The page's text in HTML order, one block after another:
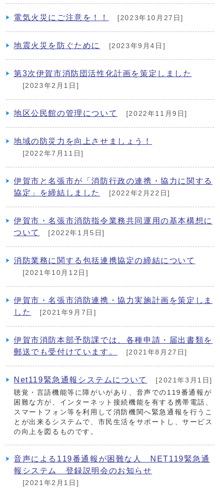
電気火災にご注意を！！ [2023年10月27日]
地震火災を防ぐために [2023年9月4日]
第3次伊賀市消防団活性化計画を策定しました
[2023年2月1日]
地区公民館の管理について [2022年11月9日]
地域の防災力を向上させましょう！
[2022年7月11日]
伊賀市と名張市が「消防行政の連携・協力に関する
協定」を締結しました
[2022年2月22日]
伊賀市・名張市消防指令業務共同運用の基本構想に
ついて
[2022年1月5日]
消防業務に関する包括連携協定の締結について
[2021年10月12日]
伊賀市・名張市消防連携・協力実施計画を策定しま
した
[2021年9月7日]
伊賀市消防本部予防課では、各種申請・届出書類を
郵送でも受付けています。
[2021年8月27日]
Net119緊急通報システムについて
[2021年3月1日]
聴覚・言語機能等に障がいがあり、音声での119番通報が
困難な方が、インターネット接続機能を有する携帯電話、
スマートフォン等を利用して消防機関へ緊急通報を行うこ
とが出来るシステムで、市民生活をサポートし、サービス
の向上を図るものです。
音声による119番通報が困難な人 NET119緊急通
報システム 登録説明会のお知らせ
[2021年2月1日]